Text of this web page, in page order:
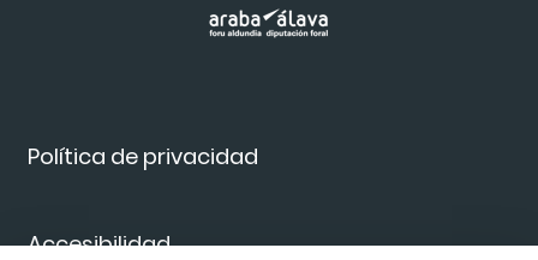
Política de privacidad
Accesibilidad